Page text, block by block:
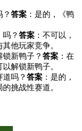
？ 答案 ：是的，《鸭
吗？ 答案 ：不可以，
他玩家竞争。
锁新鸭子？ 答案 ：在
解锁新鸭子。
道吗？ 答案 ：是的，
挑战性赛道。